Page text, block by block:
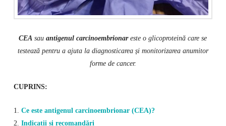
CEA sauantigenul carcinoembrionareste o glicoproteină care se
testează pentru a ajuta la diagnosticarea și monitorizarea anumitor
forme de cancer.
CUPRINS:
1. Ce este antigenul carcinoembrionar (CEA)?
2. Indicații și recomandări